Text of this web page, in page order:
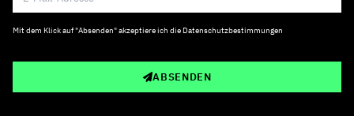
Mit dem Klick auf "Absenden" akzeptiere ich die Datenschutzbestimmungen
ABSENDEN